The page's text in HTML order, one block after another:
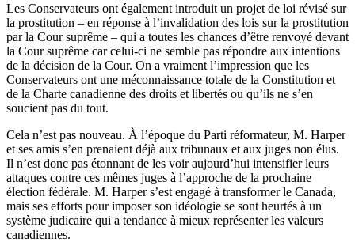
Les Conservateurs ont également introduit un projet de loi révisé sur
la prostitution – en réponse à l’invalidation des lois sur la prostitution
par la Cour suprême – qui a toutes les chances d’être renvoyé devant
la Cour suprême car celui-ci ne semble pas répondre aux intentions
de la décision de la Cour. On a vraiment l’impression que les
Conservateurs ont une méconnaissance totale de la Constitution et
de la Charte canadienne des droits et libertés ou qu’ils ne s’en
soucient pas du tout.
Cela n’est pas nouveau. À l’époque du Parti réformateur, M. Harper
et ses amis s’en prenaient déjà aux tribunaux et aux juges non élus.
Il n’est donc pas étonnant de les voir aujourd’hui intensifier leurs
attaques contre ces mêmes juges à l’approche de la prochaine
élection fédérale. M. Harper s’est engagé à transformer le Canada,
mais ses efforts pour imposer son idéologie se sont heurtés à un
système judicaire qui a tendance à mieux représenter les valeurs
canadiennes.